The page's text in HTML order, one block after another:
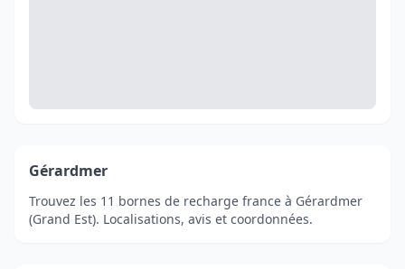
Gérardmer
Trouvez les 11 bornes de recharge france à Gérardmer
(Grand Est). Localisations, avis et coordonnées.